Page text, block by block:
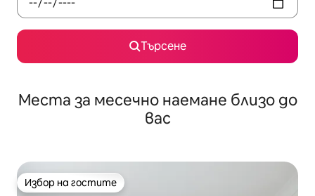
Търсене
Места за месечно наемане близо до
вас
Избор на гостите
Избор на гостите